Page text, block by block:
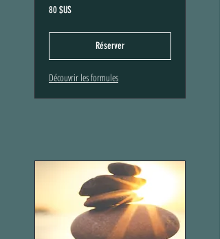
80
dollars
80 $US
Réserver
Découvrir les formules